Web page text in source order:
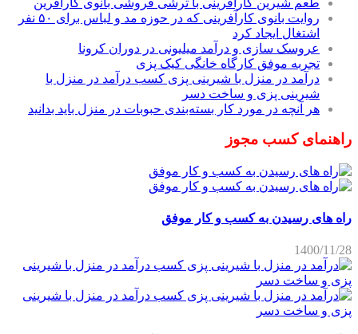
روایت بانوی کارآفرینی که در حوزه مد و لباس برای ۵۰ نفر
اشتغال ایجاد کرد
عروسک سازی و درآمد میلیونی در دوران کرونا
تجربه موفق کارگاه خانگی کیک پزی
درآمد در منزل با شیرینی پزی کسب درآمد در منزل با
شیرینی پزی و ساخت دسر
هر آنچه در مورد کار بسته‌بندی حبوبات در منزل باید بدانید
راهنمای کسب مجوز
راه های رسیدن به کسب و کار موفق
1400/11/28